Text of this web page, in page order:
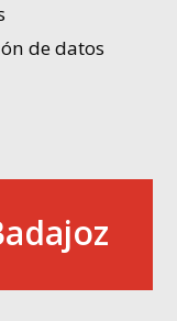
de datos